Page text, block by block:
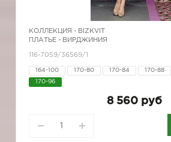
КОЛЛЕКЦИЯ - BIZKVIT
ПЛАТЬЕ - ВИРДЖИНИЯ
116-7059/36569/1
164-100 170-80 170-84 170-88
170-96
8 560 руб